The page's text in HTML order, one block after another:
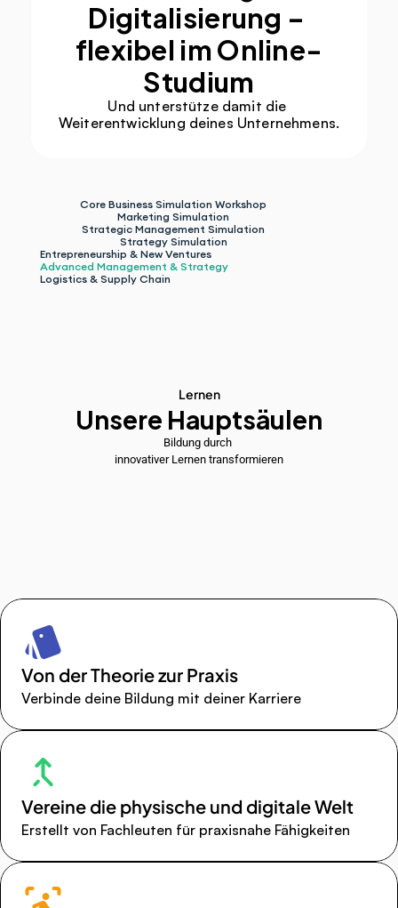
Digitalisierung –
flexibel im Online-
Studium
Und unterstütze damit die
Weiterentwicklung deines Unternehmens.
Core Business Simulation Workshop
Marketing Simulation
Strategic Management Simulation
Strategy Simulation
Entrepreneurship & New Ventures
Advanced Management & Strategy
Logistics & Supply Chain
Lernen
Unsere Hauptsäulen
Bildung durch
innovativer Lernen transformieren
Von der Theorie zur Praxis
Verbinde deine Bildung mit deiner Karriere
Vereine die physische und digitale Welt
Erstellt von Fachleuten für praxisnahe Fähigkeiten